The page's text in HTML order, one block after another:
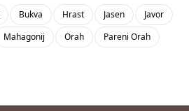
Bukva Hrast Jasen
Javor
Mahagonij Orah
Pareni Orah